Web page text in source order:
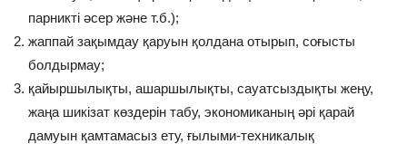
парникті әсер және т.б.);
жаппай зақымдау қаруын қолдана отырып, соғысты
болдырмау;
қайыршылықты, ашаршылықты, сауатсыздықты жеңу,
жаңа шикізат көздерін табу, экономиканың әрі қарай
дамуын қамтамасыз ету, ғылыми-техникалық